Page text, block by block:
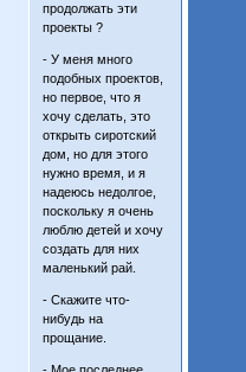
продолжать эти
проекты ?
- У меня много
подобных проектов,
но первое, что я
хочу сделать, это
открыть сиротский
дом, но для этого
нужно время, и я
надеюсь недолгое,
поскольку я очень
люблю детей и хочу
создать для них
маленький рай.
- Скажите что-
нибудь на
прощание.